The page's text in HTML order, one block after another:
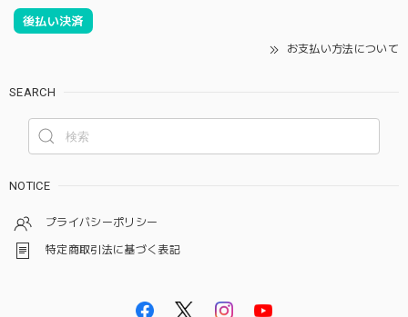
後払い決済
お支払い方法について
SEARCH
NOTICE
プライバシーポリシー
特定商取引法に基づく表記